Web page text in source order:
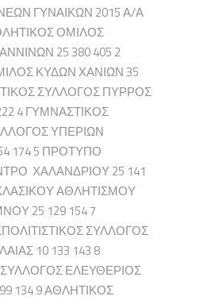
ΓΥΝΑΙΚΩΝ 2015 Α/Α
ΟΜΙΛΟΣ
25 380 405 2
ΚΥΔΩΝ ΧΑΝΙΩΝ 35
ΣΥΛΛΟΓΟΣ ΠΥΡΡΟΣ
4 ΓΥΜΝΑΣΤΙΚΟΣ
ΥΠΕΡΙΩΝ
174 5 ΠΡΟΤΥΠΟ
ΧΑΛΑΝΔΡΙΟΥ 25 141
ΑΘΛΗΤΙΣΜΟΥ
25 129 154 7
ΣΥΛΛΟΓΟΣ
10 133 143 8
ΕΛΕΥΘΕΡΙΟΣ
134 9 ΑΘΛΗΤΙΚΟΣ